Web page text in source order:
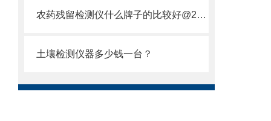
农药残留检测仪什么牌子的比较好@2022仪器品牌推荐
土壤检测仪器多少钱一台？